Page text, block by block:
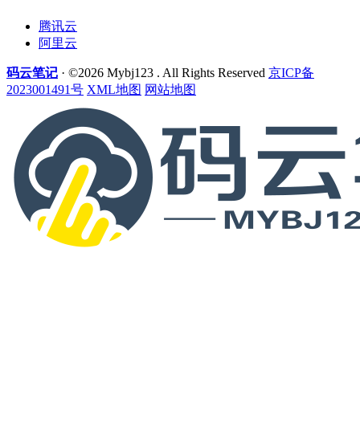
腾讯云
阿里云
码云笔记 · ©2026 Mybj123 . All Rights Reserved 京ICP备
2023001491号 XML地图 网站地图